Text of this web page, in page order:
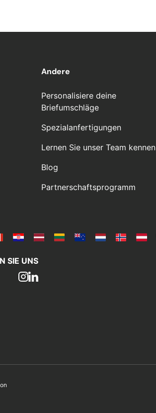
Andere
Personalisiere deine
Briefumschläge
Spezialanfertigungen
Lernen Sie unser Team kennen
Blog
Partnerschaftsprogramm
SIE UNS